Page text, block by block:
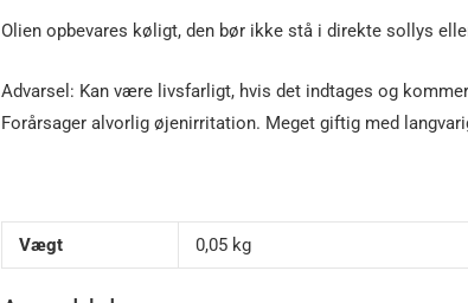
Olien opbevares køligt, den bør ikke stå i direkte sollys
Advarsel: Kan være livsfarligt, hvis det indtages og
Forårsager alvorlig øjenirritation. Meget giftig med
Vægt 0,05 kg